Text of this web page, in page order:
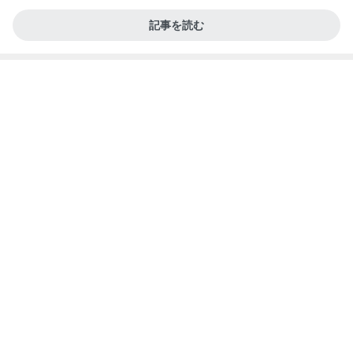
記事を読む